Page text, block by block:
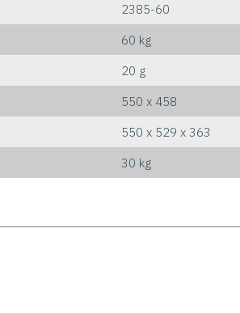
2385-60
60 kg
20 g
550 x 458
550 x 529 x 363
30 kg